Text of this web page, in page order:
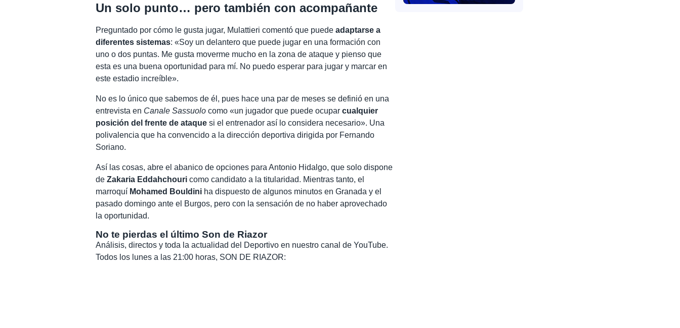
Un solo punto… pero también con acompañante
Preguntado por cómo le gusta jugar, Mulattieri comentó que puedeadaptarse a
diferentes sistemas: «Soy un delantero que puede jugar en una formación con
uno o dos puntas. Me gusta moverme mucho en la zona de ataque y pienso que
esta es una buena oportunidad para mí. No puedo esperar para jugar y marcar en
este estadio increíble».
No es lo único que sabemos de él, pues hace una par de meses se definió en una
entrevista en Canale Sassuolo como «un jugador que puede ocuparcualquier
posición del frente de ataque si el entrenador así lo considera necesario». Una
polivalencia que ha convencido a la dirección deportiva dirigida por Fernando
Soriano.
Así las cosas, abre el abanico de opciones para Antonio Hidalgo, que solo dispone
deZakaria Eddahchouri como candidato a la titularidad. Mientras tanto, el
marroquí Mohamed Bouldini ha dispuesto de algunos minutos en Granada y el
pasado domingo ante el Burgos, pero con la sensación de no haber aprovechado
la oportunidad.
No te pierdas el último Son de Riazor
Análisis, directos y toda la actualidad del Deportivo en nuestro canal de YouTube.
Todos los lunes a las 21:00 horas, SON DE RIAZOR: